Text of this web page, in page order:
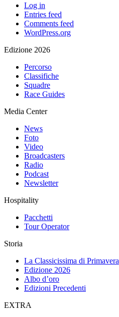
Log in
Entries feed
Comments feed
WordPress.org
Edizione 2026
Percorso
Classifiche
Squadre
Race Guides
Media Center
News
Foto
Video
Broadcasters
Radio
Podcast
Newsletter
Hospitality
Pacchetti
Tour Operator
Storia
La Classicissima di Primavera
Edizione 2026
Albo d’oro
Edizioni Precedenti
EXTRA